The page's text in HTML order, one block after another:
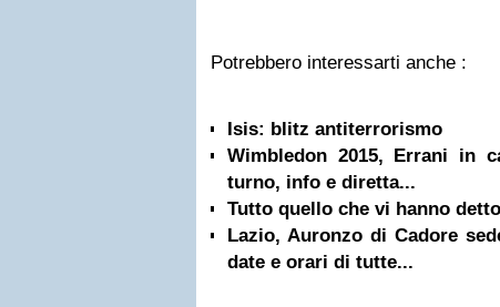
Potrebbero interessarti anche :
Isis: blitz antiterrorismo
Wimbledon 2015, Errani in
turno, info e diretta...
Tutto quello che vi hanno
Lazio, Auronzo di Cadore
date e orari di tutte...